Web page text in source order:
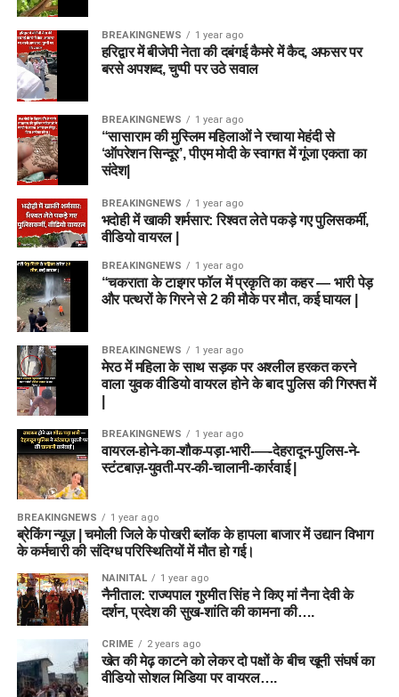
BREAKINGNEWS 1 year ago
हरिद्वार में बीजेपी नेता की दबंगई कैमरे में कैद, अफसर पर
बरसे अपशब्द, चुप्पी पर उठे सवाल
BREAKINGNEWS 1 year ago
“सासाराम की मुस्लिम महिलाओं ने रचाया मेहंदी से
‘ऑपरेशन सिन्दूर’, पीएम मोदी के स्वागत में गूंजा एकता का
संदेश|
BREAKINGNEWS 1 year ago
भदोही में खाकी शर्मसार: रिश्वत लेते पकड़े गए पुलिसकर्मी,
वीडियो वायरल |
BREAKINGNEWS 1 year ago
“चकराता के टाइगर फॉल में प्रकृति का कहर — भारी पेड़
और पत्थरों के गिरने से 2 की मौके पर मौत, कई घायल |
BREAKINGNEWS 1 year ago
मेरठ में महिला के साथ सड़क पर अश्लील हरकत करने
वाला युवक वीडियो वायरल होने के बाद पुलिस की गिरफ्त में
BREAKINGNEWS 1 year ago
वायरल-होने-का-शौक-पड़ा-भारी-—-देहरादून-पुलिस-ने-
स्टंटबाज़-युवती-पर-की-चालानी-कार्रवाई |
BREAKINGNEWS 1 year ago
ब्रेकिंग न्यूज़ | चमोली जिले के पोखरी ब्लॉक के हापला बाजार में उद्यान विभाग
के कर्मचारी की संदिग्ध परिस्थितियों में मौत हो गई।
NAINITAL 1 year ago
नैनीताल: राज्यपाल गुरमीत सिंह ने किए मां नैना देवी के
दर्शन, प्रदेश की सुख-शांति की कामना की….
CRIME 2 years ago
खेत की मेढ़ काटने को लेकर दो पक्षों के बीच खूनी संघर्ष का
वीडियो सोशल मिडिया पर वायरल….